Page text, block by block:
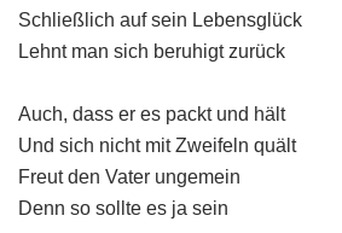
Schließlich auf sein Lebensglück
Lehnt man sich beruhigt zurück
Auch, dass er es packt und hält
Und sich nicht mit Zweifeln quält
Freut den Vater ungemein
Denn so sollte es ja sein